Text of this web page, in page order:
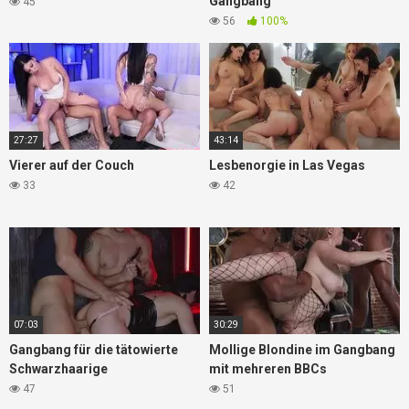
56 100%
27:27
Vierer auf der Couch
33
43:14
Lesbenorgie in Las Vegas
42
07:03
Gangbang für die tätowierte
Schwarzhaarige
47
30:29
Mollige Blondine im Gangbang
mit mehreren BBCs
51